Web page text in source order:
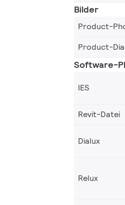
Bilder
Product-
Product-
Software-
IES
Revit-Datei
Dialux
Relux